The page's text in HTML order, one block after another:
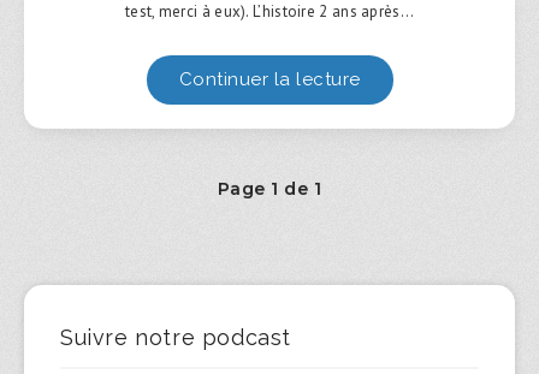
test, merci à eux). L’histoire 2 ans après…
Continuer la lecture
Page 1 de 1
Suivre notre podcast